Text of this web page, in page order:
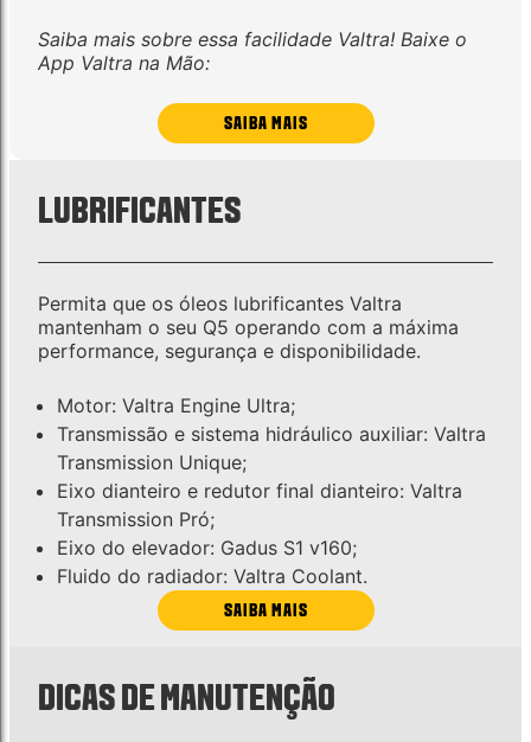
Saiba mais sobre essa facilidade Valtra! Baixe o
App Valtra na Mão:
SAIBA MAIS
LUBRIFICANTES
Permita que os óleos lubrificantes Valtra
mantenham o seu Q5 operando com a máxima
performance, segurança e disponibilidade.
Motor: Valtra Engine Ultra;
Transmissão e sistema hidráulico auxiliar: Valtra
Transmission Unique;
Eixo dianteiro e redutor final dianteiro: Valtra
Transmission Pró;
Eixo do elevador: Gadus S1 v160;
Fluido do radiador: Valtra Coolant.
SAIBA MAIS
DICAS DE MANUTENÇÃO